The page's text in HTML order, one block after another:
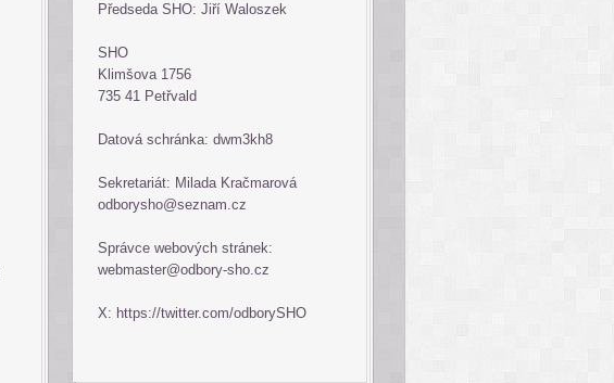
Předseda SHO: Jiří Waloszek
SHO
Klimšova 1756
735 41 Petřvald
Datová schránka: dwm3kh8
Sekretariát: Milada Kračmarová
odborysho@seznam.cz
Správce webových stránek:
webmaster@odbory-sho.cz
X: https://twitter.com/odborySHO